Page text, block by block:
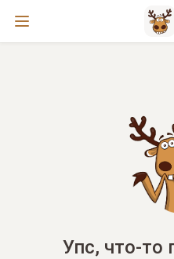
Упс, что-то